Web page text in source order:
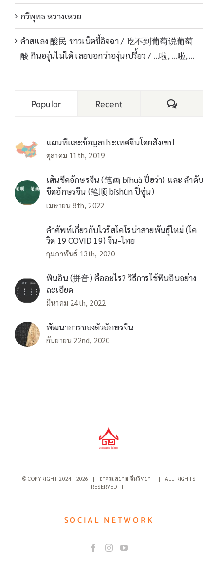
กวีพุทธ หวางเหวย
คำสแลง 酸民 ชาวเน็ตขี้อิจฉา / 吃不到葡萄说葡萄
酸 กินองุ่นไม่ได้ เลยบอกว่าองุ่นเปรี้ยว / …啦, …啦,…
Popular Recent Comments
แผนที่และข้อมูลประเทศจีนโดยสังเขป
ตุลาคม 11th, 2019
เส้นขีดอักษรจีน (笔画 bǐhuà ปี่ฮว่า) และ ลำดับ
ขีดอักษรจีน (笔顺 bǐshùn ปี่ซุ่น)
เมษายน 8th, 2022
คำศัพท์เกี่ยวกับไวรัสโคโรน่าสายพันธุ์ใหม่ (โค
วิด 19 COVID 19) จีน-ไทย
กุมภาพันธ์ 13th, 2020
พินอิน (拼音) คืออะไร? วิธีการใช้พินอินอย่าง
ละเอียด
มีนาคม 24th, 2022
พัฒนาการของตัวอักษรจีน
กันยายน 22nd, 2020
© COPYRIGHT 2024 - 2026 | อาศรมสยาม-จีนวิทยา .
| ALL RIGHTS
RESERVED |
SOCIAL NETWORK